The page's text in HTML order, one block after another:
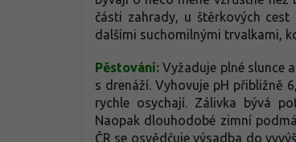
části zahrady, u štěrkových
dalšími suchomilnými trvalkami,
Pěstování:Vyžaduje plné slunce
s drenáží. Vyhovuje pH přibližně
rychle osychají. Zálivka bývá
Naopak dlouhodobé zimní
ČR se osvědčuje výsadba do